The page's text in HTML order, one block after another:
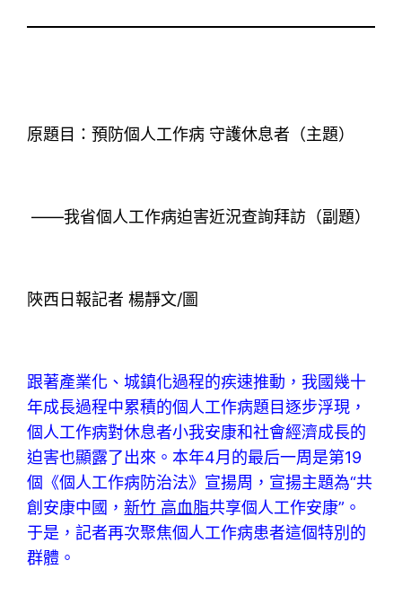
原題目：預防個人工作病 守護休息者（主題）
——我省個人工作病迫害近況查詢拜訪（副題）
陜西日報記者 楊靜文/圖
跟著產業化、城鎮化過程的疾速推動，我國幾十
年成長過程中累積的個人工作病題目逐步浮現，
個人工作病對休息者小我安康和社會經濟成長的
迫害也顯露了出來。本年4月的最后一周是第19
個《個人工作病防治法》宣揚周，宣揚主題為“共
創安康中國，新竹 高血脂共享個人工作安康”。
于是，記者再次聚焦個人工作病患者這個特別的
群體。